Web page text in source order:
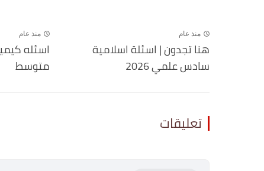
منذ عام
هنا تجدون | اسئلة اسلامية
سادس علمي 2026
منذ عام
اسئله
متوسط
تعليقات